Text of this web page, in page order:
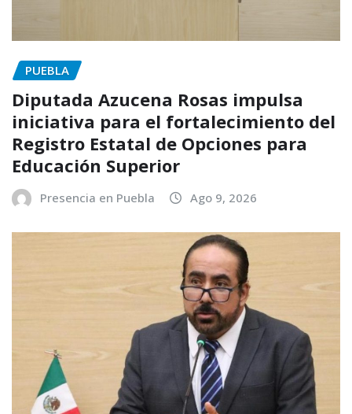
PUEBLA
Diputada Azucena Rosas impulsa
iniciativa para el fortalecimiento del
Registro Estatal de Opciones para
Educación Superior
Presencia en Puebla Ago 9, 2026